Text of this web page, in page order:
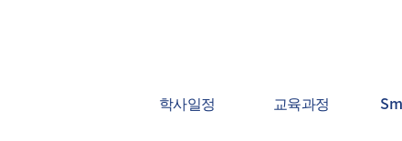
학사일정 교육과정